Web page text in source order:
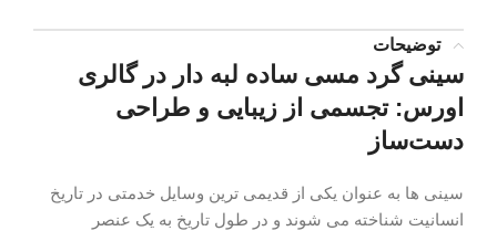
توضیحات
سینی گرد مسی ساده لبه دار در گالری
اورس: تجسمی از زیبایی و طراحی
دست‌ساز
سینی‌ ها به عنوان یکی از قدیمی‌ ترین وسایل خدمتی در تاریخ
انسانیت شناخته می‌ شوند و در طول تاریخ به یک عنصر